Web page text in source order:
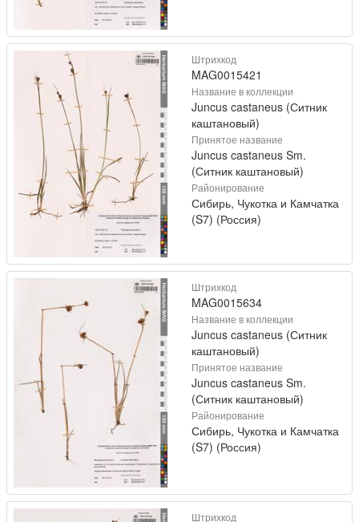
Штрихкод
MAG0015421
Название в коллекции
Juncus castaneus (Ситник
каштановый)
Принятое название
Juncus castaneus Sm.
(Ситник каштановый)
Районирование
Сибирь, Чукотка и Камчатка
(S7) (Россия)
Штрихкод
MAG0015634
Название в коллекции
Juncus castaneus (Ситник
каштановый)
Принятое название
Juncus castaneus Sm.
(Ситник каштановый)
Районирование
Сибирь, Чукотка и Камчатка
(S7) (Россия)
Штрихкод